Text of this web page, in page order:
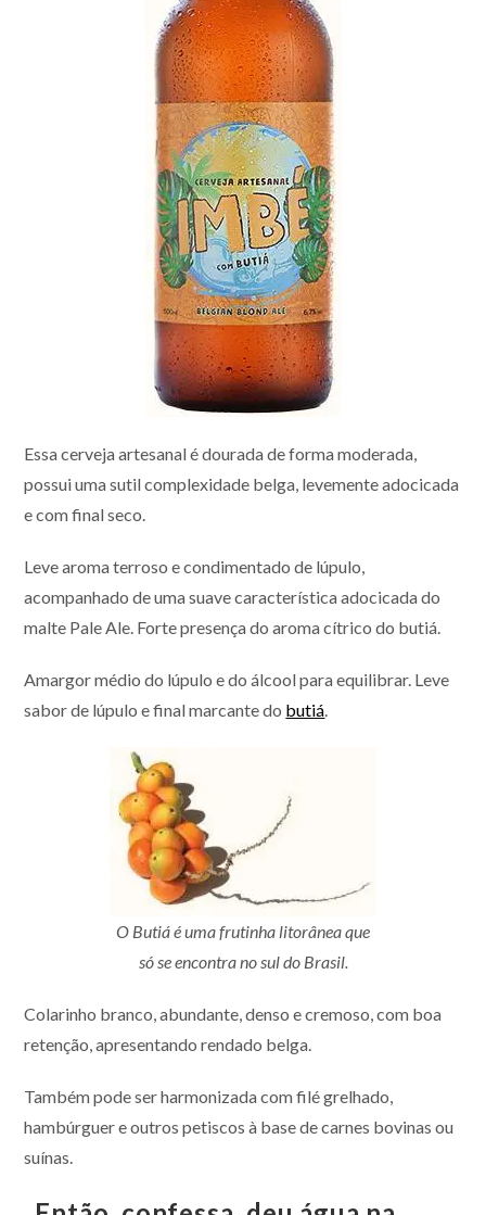
Essa cerveja artesanal é dourada de forma moderada,
possui uma sutil complexidade belga, levemente adocicada
e com final seco.
Leve aroma terroso e condimentado de lúpulo,
acompanhado de uma suave característica adocicada do
malte Pale Ale. Forte presença do aroma cítrico do butiá.
Amargor médio do lúpulo e do álcool para equilibrar. Leve
sabor de lúpulo e final marcante do butiá.
O Butiá é uma frutinha litorânea que
só se encontra no sul do Brasil.
Colarinho branco, abundante, denso e cremoso, com boa
retenção, apresentando rendado belga.
Também pode ser harmonizada com filé grelhado,
hambúrguer e outros petiscos à base de carnes bovinas ou
suínas.